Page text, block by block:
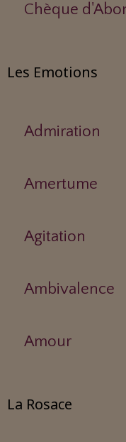
Chèque
Les Emotions
Admiration
Amertume
Agitation
Ambivalence
Amour
La Rosace